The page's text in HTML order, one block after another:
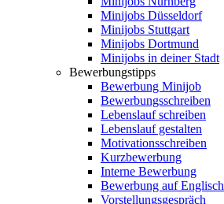
Minijobs Düsseldorf
Minijobs Stuttgart
Minijobs Dortmund
Minijobs in deiner Stadt
Bewerbungstipps
Bewerbung Minijob
Bewerbungsschreiben
Lebenslauf schreiben
Lebenslauf gestalten
Motivationsschreiben
Kurzbewerbung
Interne Bewerbung
Bewerbung auf Englisch
Vorstellungsgespräch